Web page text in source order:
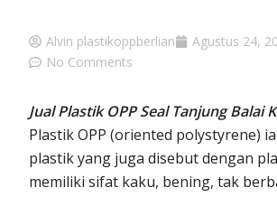
Alvin plastikoppberlian Agustus 24,
No Comments
Jual Plastik OPP Seal Tanjung Balai
Plastik OPP (oriented polystyrene)
plastik yang juga disebut dengan
memiliki sifat kaku, bening, tak